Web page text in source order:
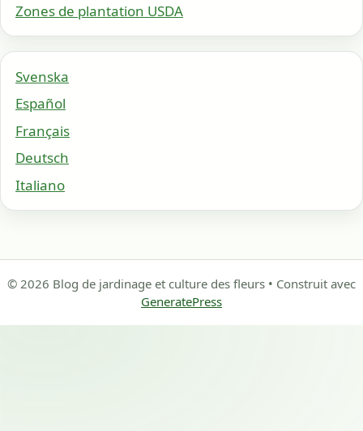
Zones de plantation USDA
Svenska
Español
Français
Deutsch
Italiano
© 2026 Blog de jardinage et culture des fleurs • Construit avec
GeneratePress